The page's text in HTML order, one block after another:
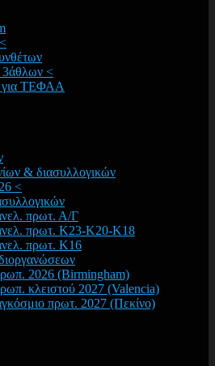
3άθλων <
για ΤΕΦΑΑ
& διασυλλογικών
<
πρωτ. Α/Γ
πρωτ. Κ23-Κ20-Κ18
πρωτ. Κ16
2026 (Birmingham)
κλειστού 2027 (Valencia)
πρωτ. 2027 (Πεκίνο)